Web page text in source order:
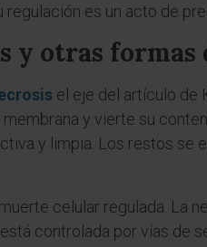
es un acto de
y otras
el eje del artículo de
y vierte su
y limpia. Los restos
celular regulada. La
controlada por vías de